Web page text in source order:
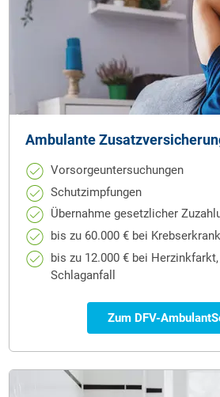
Ambulante
Vorsorgeuntersuchungen
Schutzimpfungen
Übernahme gesetzlicher
bis zu 60.000 € bei
bis zu 12.000 € bei
Schlaganfall
Zum DFV-